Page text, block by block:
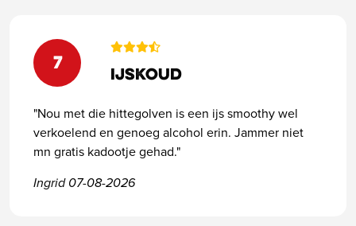
7
Ijskoud
"Nou met die hittegolven is een ijs smoothy wel
verkoelend en genoeg alcohol erin. Jammer niet
mn gratis kadootje gehad."
Ingrid 07-08-2026